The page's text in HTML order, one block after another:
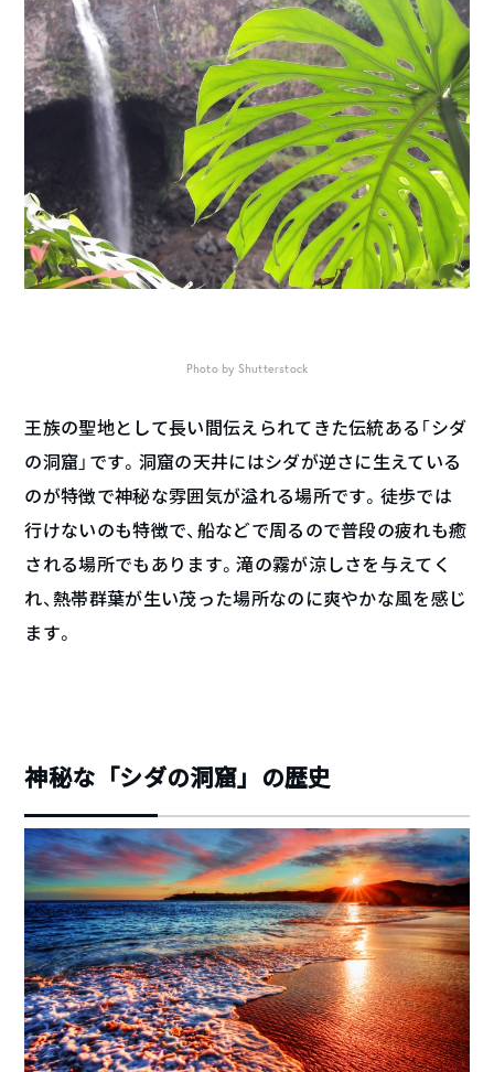
Photo by Shutterstock
王族の聖地として長い間伝えられてきた伝統ある「シダ
の洞窟」です。洞窟の天井にはシダが逆さに生えている
のが特徴で神秘な雰囲気が溢れる場所です。徒歩では
行けないのも特徴で、船などで周るので普段の疲れも癒
される場所でもあります。滝の霧が涼しさを与えてく
れ、熱帯群葉が生い茂った場所なのに爽やかな風を感じ
ます。
神秘な「シダの洞窟」の歴史